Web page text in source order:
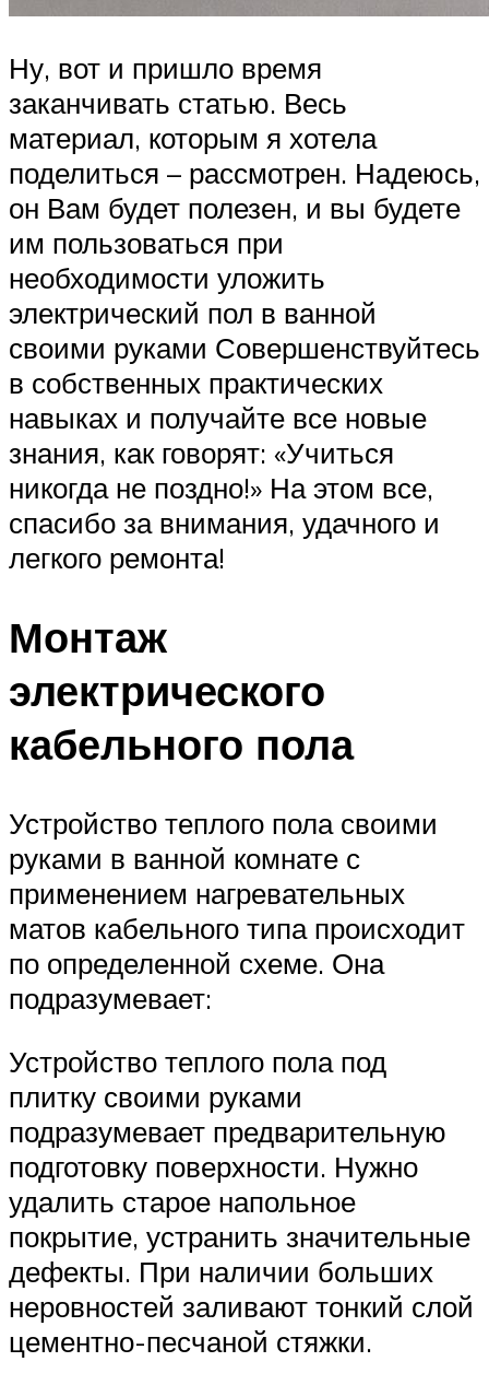
Ну, вот и пришло время
заканчивать статью. Весь
материал, которым я хотела
поделиться – рассмотрен. Надеюсь,
он Вам будет полезен, и вы будете
им пользоваться при
необходимости уложить
электрический пол в ванной
своими руками Совершенствуйтесь
в собственных практических
навыках и получайте все новые
знания, как говорят: «Учиться
никогда не поздно!» На этом все,
спасибо за внимания, удачного и
легкого ремонта!
Монтаж
электрического
кабельного пола
Устройство теплого пола своими
руками в ванной комнате с
применением нагревательных
матов кабельного типа происходит
по определенной схеме. Она
подразумевает:
Устройство теплого пола под
плитку своими руками
подразумевает предварительную
подготовку поверхности. Нужно
удалить старое напольное
покрытие, устранить значительные
дефекты. При наличии больших
неровностей заливают тонкий слой
цементно-песчаной стяжки.